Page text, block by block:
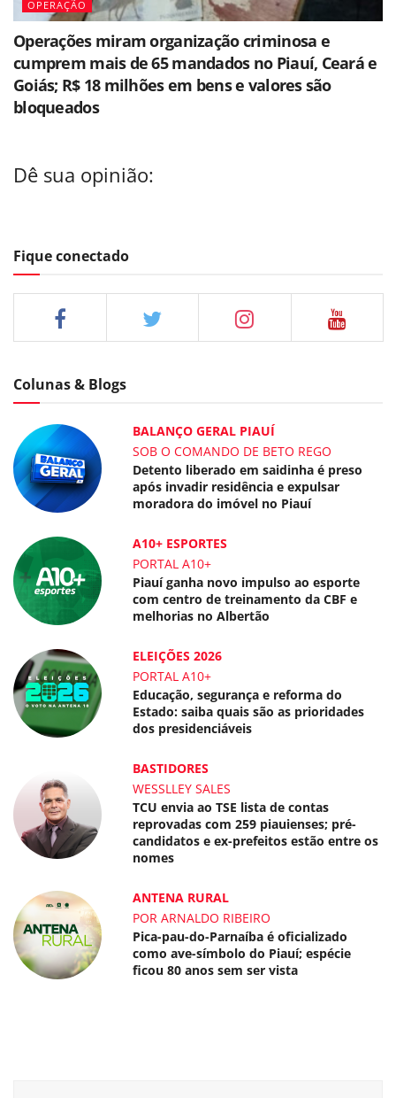
OPERAÇÃO
Operações miram organização criminosa e
cumprem mais de 65 mandados no Piauí, Ceará e
Goiás; R$ 18 milhões em bens e valores são
bloqueados
Dê sua opinião:
Fique conectado
Colunas & Blogs
BALANÇO GERAL PIAUÍ
SOB O COMANDO DE BETO REGO
Detento liberado em saidinha é preso
após invadir residência e expulsar
moradora do imóvel no Piauí
A10+ ESPORTES
PORTAL A10+
Piauí ganha novo impulso ao esporte
com centro de treinamento da CBF e
melhorias no Albertão
ELEIÇÕES 2026
PORTAL A10+
Educação, segurança e reforma do
Estado: saiba quais são as prioridades
dos presidenciáveis
BASTIDORES
WESSLLEY SALES
TCU envia ao TSE lista de contas
reprovadas com 259 piauienses; pré-
candidatos e ex-prefeitos estão entre os
nomes
ANTENA RURAL
POR ARNALDO RIBEIRO
Pica-pau-do-Parnaíba é oficializado
como ave-símbolo do Piauí; espécie
ficou 80 anos sem ser vista